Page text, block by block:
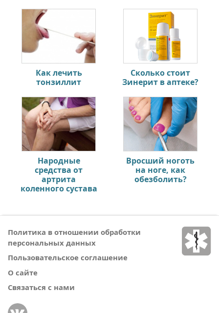
Как лечить
тонзиллит
Сколько стоит
Зинерит в аптеке?
Народные
средства от
артрита
коленного сустава
Вросший ноготь
на ноге, как
обезболить?
Политика в отношении обработки
персональных данных
Пользовательское соглашение
О сайте
Связаться с нами